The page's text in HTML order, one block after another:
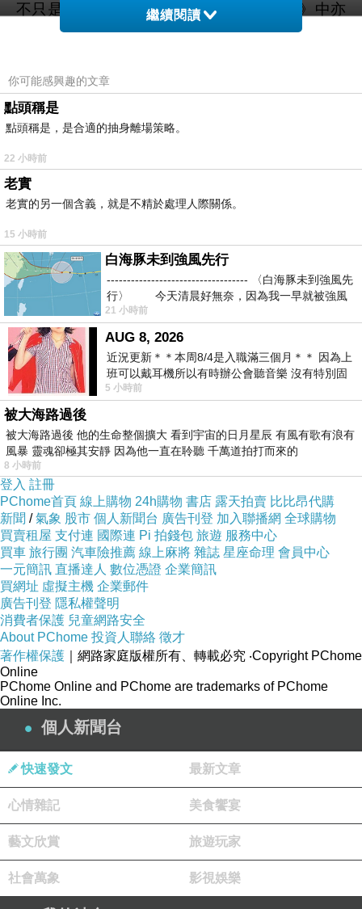
不只是東方的信仰會如此，西方的《聖經》中亦
如是 。
知的物理條件來看，赤腳走火碳本來就會被灼燙
傷，此事本就天經地義，何罪之有?為何要被
「怪罪」為道心不堅，或是信仰不夠?
在明知此事的必然性會發生，為何還要讓自己白
白去痛這一遭?這擺明了就是自討苦吃。基於前
述的心態，當時的我才堅決不走這個火碳之道。
當然事後就是爸媽和姐三人用廟方分派的蘆薈敷
上灼燙傷的腳而在雪雪叫痛。
老實說我不確定自己是否有錯過什麼，只確定自
己不是個會因信仰而太過失心瘋的人，也就是俗
稱的「宗教狂」吧 。信仰是件好事，但需建立在
符合「理性」的前提下。當然，現在的「理性」
也只是建立在已知和已被目前科學所證實的基礎
之上。我雖不是個「狂熱」或是道心堅定的信仰
者，可是卻相信世間有鬼神（和外星人)的存在。
上一篇：【日記】近況
下一篇：［日記］日常生活
繼續閱讀
你可能感興趣的文章
點頭稱是
點頭稱是，是合適的抽身離場策略。
22 小時前
老實
老實的另一個含義，就是不精於處理人際關係。
15 小時前
白海豚未到強風先行
----------------------------------- 〈白海豚未到強風先
行〉 今天清晨好無奈，因為我一早就被強風
21 小時前
AUG 8, 2026
近況更新＊＊本周8/4是入職滿三個月＊＊ 因為上
班可以戴耳機所以有時辦公會聽音樂 沒有特別固
定哪天但就是一周某一天會固定聽'90
5 小時前
被大海路過後
被大海路過後 他的生命整個擴大 看到宇宙的日月星辰 有風有歌有浪有
風暴 靈魂卻極其安靜 因為他一直在聆聽 千萬道拍打而來的
8 小時前
登入 註冊
PChome首頁 線上購物 24h購物 書店 露天拍賣 比比昂代購
新聞 /氣象 股市 個人新聞台 廣告刊登 加入聯播網 全球購物
買賣租屋 支付連 國際連 Pi 拍錢包 旅遊 服務中心
買車 旅行團 汽車險推薦 線上麻將 雜誌 星座命理 會員中心
一元簡訊 直播達人 數位憑證 企業簡訊
買網址 虛擬主機 企業郵件
廣告刊登 隱私權聲明
消費者保護 兒童網路安全
About PChome 投資人聯絡 徵才
著作權保護 ｜網路家庭版權所有、轉載必究 ‧Copyright PChome
Online
PChome Online and PChome are trademarks of PChome
Online Inc.
個人新聞台
快速發文 最新文章
心情雜記 美食饗宴
藝文欣賞 旅遊玩家
社會萬象 影視娛樂